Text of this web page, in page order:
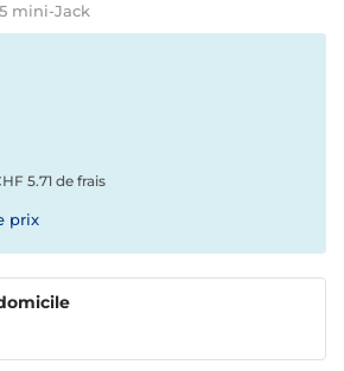
mini-Jack
5.71 de frais
prix